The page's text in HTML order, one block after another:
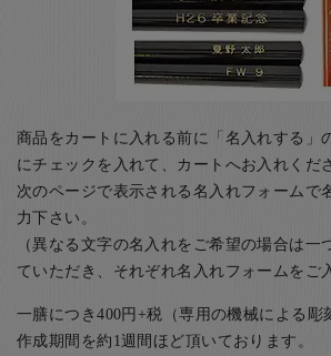
商品をカートに入れる前に「名入れする」
にチェックを入れて、カートへお入れくだ
次のページで表示される名入れフォームで
力下さい。
（異なる文字の名入れをご希望の場合は一
ていただき、それぞれ名入れフォームをご
一膳につき400円+税（専用の機械による彫
作成期間を約1週間ほど頂いております。